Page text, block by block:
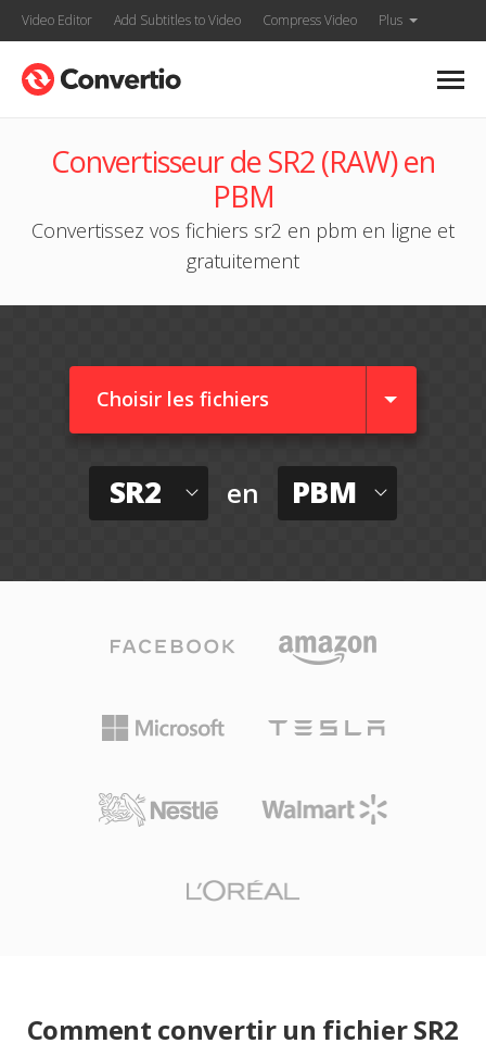
Video Editor Add Subtitles to Video Compress Video Plus
Convertisseur de SR2 (RAW) en
PBM
Convertissez vos fichiers sr2 en pbm en ligne et
gratuitement
Choisir les fichiers
SR2 en PBM
Comment convertir un fichier SR2